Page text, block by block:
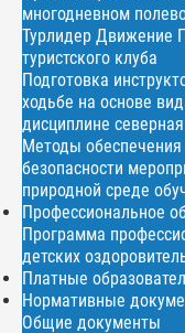
многодневном
Турлидер Движение
туристского клуба
Подготовка
ходьбе на основе
дисциплине
Методы обеспечения
безопасности
природной среде
Профессиональное
Программа
детских
Платные
Нормативные
Общие документы